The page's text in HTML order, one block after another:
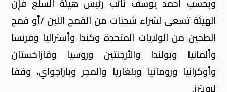
الهيئة تسعى لشراء شحنات من القمح اللين /أو قمح
الطحين من الولايات المتحدة وكندا وأستراليا وفرنسا
وألمانيا وبولندا والأرجنتين وروسيا وقازاخستان
وأوكرانيا ورومانيا وبلغاريا والمجر وباراجواي، وفقا
لرويترز.